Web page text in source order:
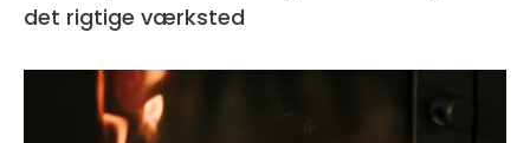
det rigtige værksted